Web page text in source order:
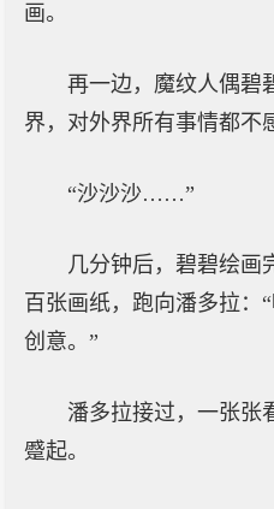
画。
再一边，魔纹人偶碧
界，对外界所有事情都不
“沙沙沙……”
几分钟后，碧碧绘画
百张画纸，跑向潘多拉：
创意。”
潘多拉接过，一张张
蹙起。